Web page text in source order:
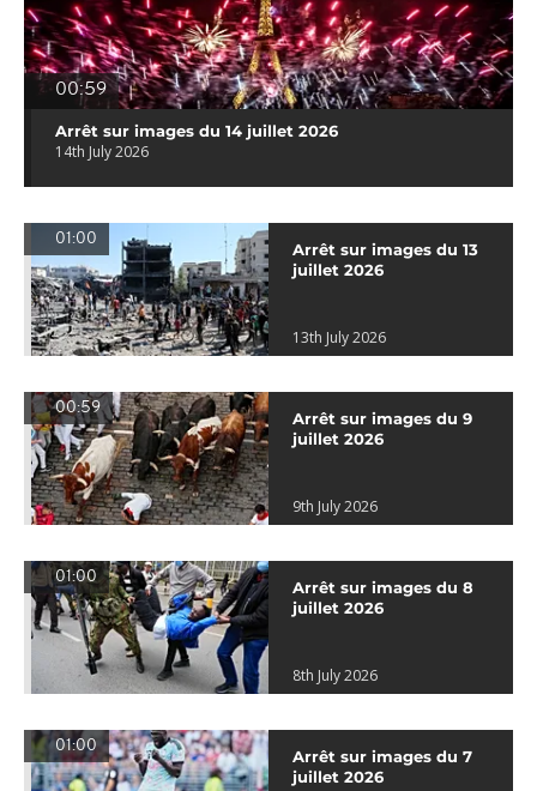
00:59
Arrêt sur images du 14 juillet 2026
14th July 2026
01:00
Arrêt sur images du 13
juillet 2026
13th July 2026
00:59
Arrêt sur images du 9
juillet 2026
9th July 2026
01:00
Arrêt sur images du 8
juillet 2026
8th July 2026
01:00
Arrêt sur images du 7
juillet 2026